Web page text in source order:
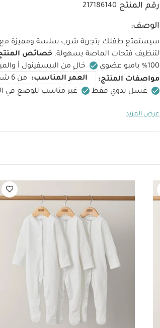
رقم المنتج 217186140
الوصف:
سيستمتع طفلك بتجربة شرب سلسة ومميزة مع
لتنظيف فتحات الماصة بسهولة. خصائص
100‏%‏ بامبو عضوي
خالٍ من البيسفينول أ
مواصفات المنتج:
العمر المناسب: من 6 شهور فأكثر
غسل يدوي فقط
غير مناسب للوضع في
الفاكهة من سيترون - تصميم بجعة
عرض المزيد